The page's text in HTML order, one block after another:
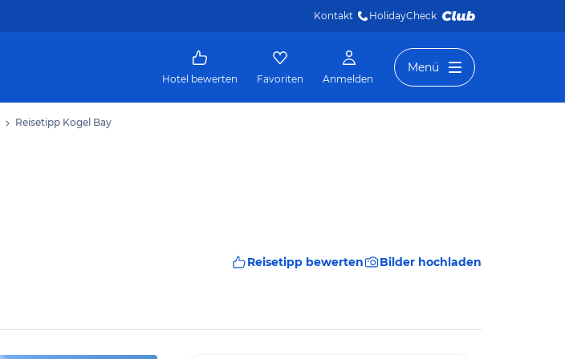
Kontakt HolidayCheck
Hotel bewerten Favoriten Anmelden
Menü
Reisetipp Kogel Bay
Reisetipp bewerten Bilder hochladen